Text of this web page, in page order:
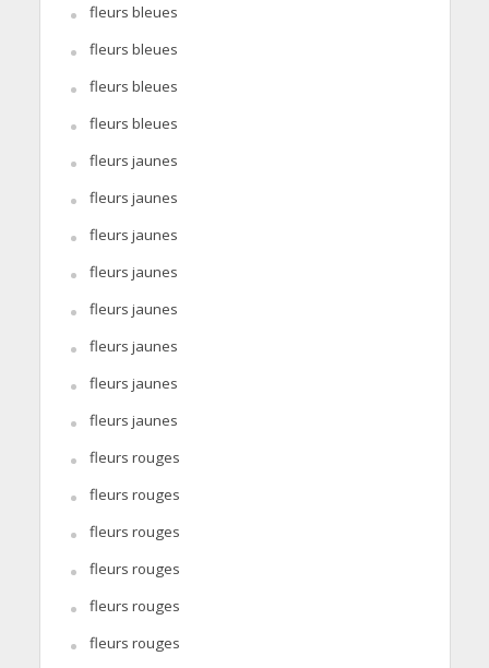
fleurs bleues
fleurs bleues
fleurs bleues
fleurs bleues
fleurs jaunes
fleurs jaunes
fleurs jaunes
fleurs jaunes
fleurs jaunes
fleurs jaunes
fleurs jaunes
fleurs jaunes
fleurs rouges
fleurs rouges
fleurs rouges
fleurs rouges
fleurs rouges
fleurs rouges